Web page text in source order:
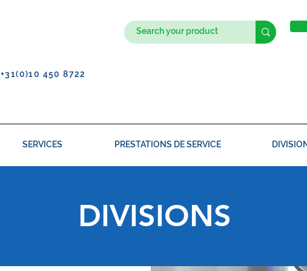
+31(0)10 450 8722
SERVICES PRESTATIONS DE SERVICE
DIVISIONS